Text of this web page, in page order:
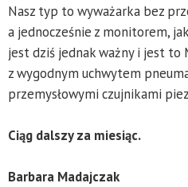
Nasz typ to wyważarka bez
a jednocześnie z monitorem,
jest dziś jednak ważny i jest to
z wygodnym uchwytem
przemysłowymi czujnikami
Ciąg dalszy za miesiąc.
Barbara Madajczak